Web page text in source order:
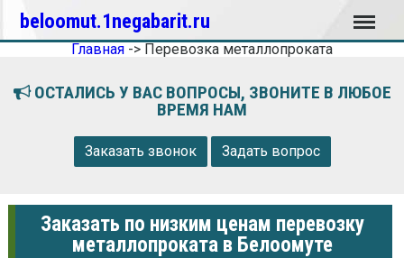
beloomut.1negabarit.ru Меню
Главная -> Перевозка металлопроката
ОСТАЛИСЬ У ВАС ВОПРОСЫ, ЗВОНИТЕ В ЛЮБОЕ
ВРЕМЯ НАМ
Заказать звонок Задать вопрос
Заказать по низким ценам перевозку
металлопроката в Белоомуте